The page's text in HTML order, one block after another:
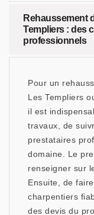
Rehaussement
Templiers : des
professionnels
Pour un
Les Templiers
il est
travaux, de
prestataires
domaine. Le
renseigner sur
Ensuite, de
charpentiers
des devis du